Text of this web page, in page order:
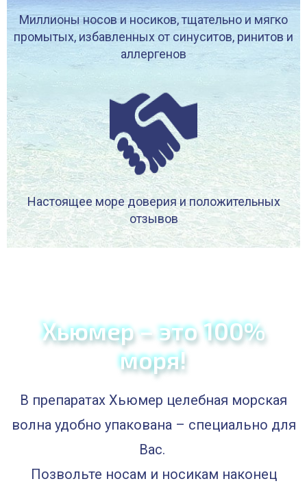
Миллионы носов и носиков, тщательно и мягко
промытых, избавленных от синуситов, ринитов и
аллергенов
Настоящее море доверия и положительных
отзывов
Хьюмер – это 100%
моря!
В препаратах Хьюмер целебная морская
волна удобно упакована – специально для
Вас.
Позвольте носам и носикам наконец